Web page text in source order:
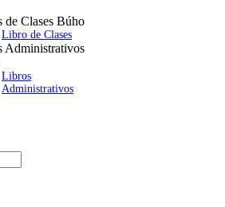
de Clases Búho
Libro de Clases
Administrativos
Libros
Administrativos